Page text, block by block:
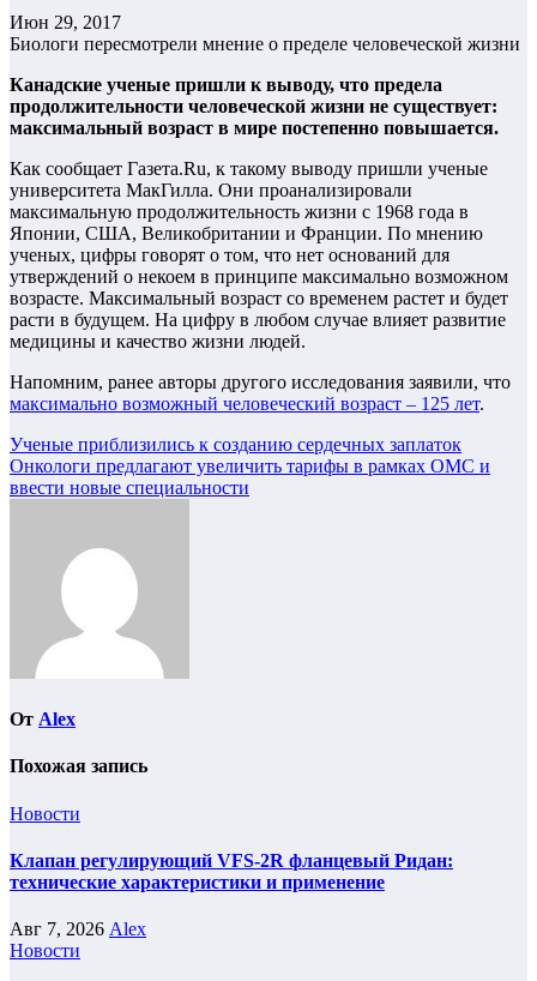
Июн 29, 2017
Биологи пересмотрели мнение о пределе человеческой жизни
Канадские ученые пришли к выводу, что предела
продолжительности человеческой жизни не существует:
максимальный возраст в мире постепенно повышается.
Как сообщает Газета.Ru, к такому выводу пришли ученые
университета МакГилла. Они проанализировали
максимальную продолжительность жизни с 1968 года в
Японии, США, Великобритании и Франции. По мнению
ученых, цифры говорят о том, что нет оснований для
утверждений о некоем в принципе максимально возможном
возрасте. Максимальный возраст со временем растет и будет
расти в будущем. На цифру в любом случае влияет развитие
медицины и качество жизни людей.
Напомним, ранее авторы другого исследования заявили, что
максимально возможный человеческий возраст – 125 лет.
Навигация
по
Ученые приблизились к созданию сердечных заплаток
Онкологи предлагают увеличить тарифы в рамках ОМС и
ввести новые специальности
От Alex
Похожая запись
Новости
Клапан регулирующий VFS-2R фланцевый Ридан:
технические характеристики и применение
Авг 7, 2026 Alex
Новости